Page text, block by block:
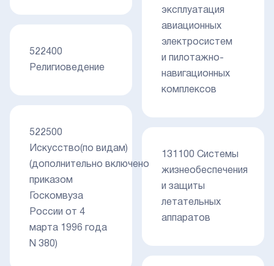
522400
Религиоведение
522500
Искусство(по видам)
(дополнительно включено
приказом
Госкомвуза
России от 4
марта 1996 года
N 380)
эксплуатация
авиационных
электросистем
и пилотажно-
навигационных
комплексов
131100 Системы
жизнеобеспечения
и защиты
летательных
аппаратов